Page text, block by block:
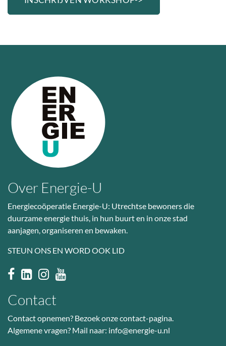
Over Energie-U
Energiecoöperatie Energie-U: Utrechtse bewoners die
duurzame energie thuis, in hun buurt en in onze stad
aanjagen, organiseren en bewaken.
STEUN ONS EN WORD OOK LID
Contact
Contact opnemen? Bezoekonze contact-pagina
Algemene vragen? Mail naar: info@energie-u.nl